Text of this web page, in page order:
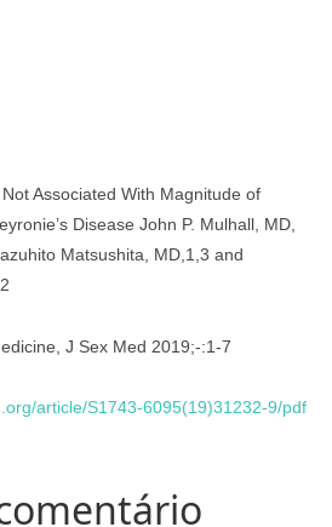
Associated With Magnitude of
Disease John P. Mulhall, MD,
Matsushita, MD,1,3 and
J Sex Med 2019;-:1-7
article/S1743-6095(19)31232-9/pdf